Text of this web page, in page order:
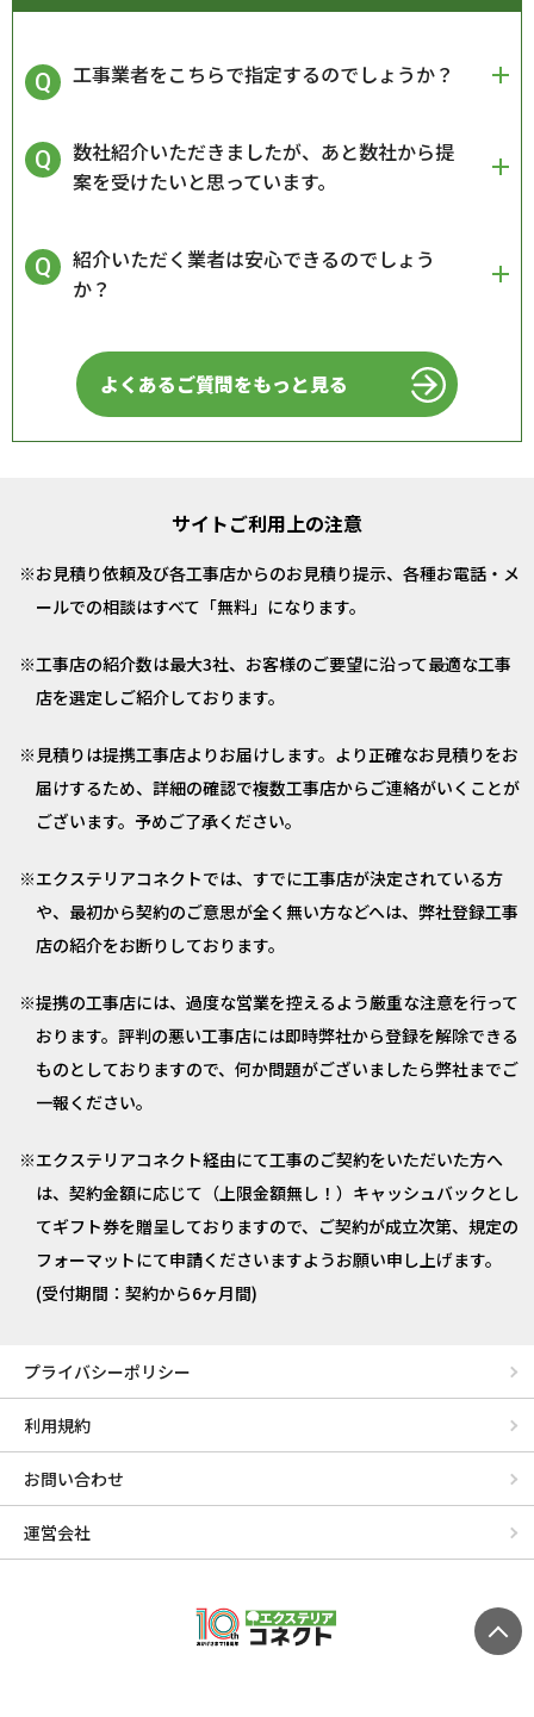
工事業者をこちらで指定するのでしょうか？
数社紹介いただきましたが、あと数社から提
案を受けたいと思っています。
紹介いただく業者は安心できるのでしょう
か？
よくあるご質問をもっと見る
サイトご利用上の注意
お見積り依頼及び各工事店からのお見積り提示、各種お電話・メ
ールでの相談はすべて「無料」になります。
工事店の紹介数は最大3社、お客様のご要望に沿って最適な工事
店を選定しご紹介しております。
見積りは提携工事店よりお届けします。より正確なお見積りをお
届けするため、詳細の確認で複数工事店からご連絡がいくことが
ございます。予めご了承ください。
エクステリアコネクトでは、すでに工事店が決定されている方
や、最初から契約のご意思が全く無い方などへは、弊社登録工事
店の紹介をお断りしております。
提携の工事店には、過度な営業を控えるよう厳重な注意を行って
おります。評判の悪い工事店には即時弊社から登録を解除できる
ものとしておりますので、何か問題がございましたら弊社までご
一報ください。
エクステリアコネクト経由にて工事のご契約をいただいた方へ
は、契約金額に応じて（上限金額無し！）キャッシュバックとし
てギフト券を贈呈しておりますので、ご契約が成立次第、規定の
フォーマットにて申請くださいますようお願い申し上げます。
(受付期間：契約から6ヶ月間)
プライバシーポリシー
利用規約
お問い合わせ
運営会社